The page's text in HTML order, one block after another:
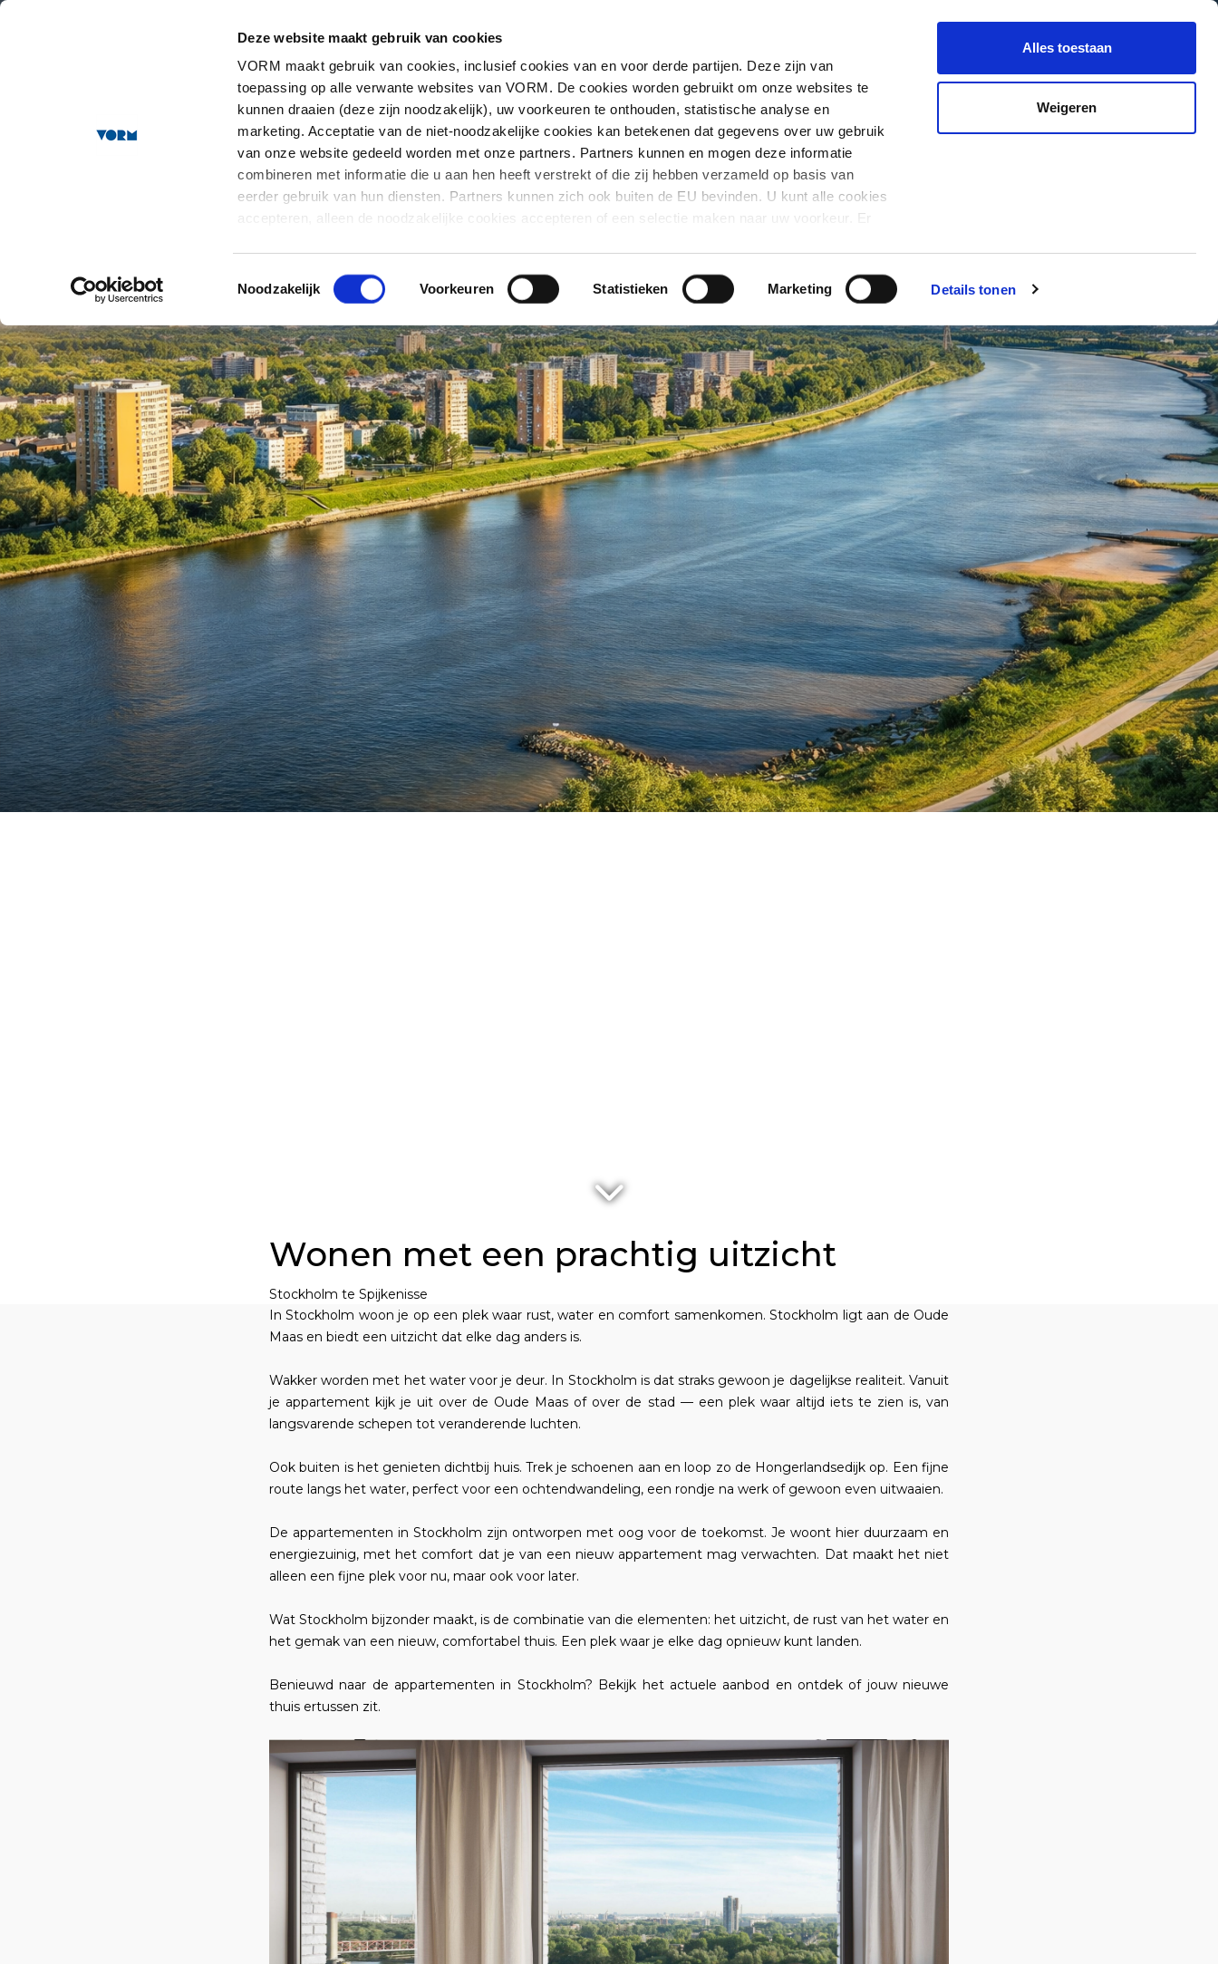
Deze website maakt gebruik van cookies
VORM maakt gebruik van cookies, inclusief cookies van en voor derde partijen. Deze zijn van
toepassing op alle verwante websites van VORM. De cookies worden gebruikt om onze websites te
kunnen draaien (deze zijn noodzakelijk), uw voorkeuren te onthouden, statistische analyse en
marketing. Acceptatie van de niet-noodzakelijke cookies kan betekenen dat gegevens over uw gebruik
van onze website gedeeld worden met onze partners. Partners kunnen en mogen deze informatie
combineren met informatie die u aan hen heeft verstrekt of die zij hebben verzameld op basis van
eerder gebruik van hun diensten. Partners kunnen zich ook buiten de EU bevinden. U kunt alle cookies
accepteren, alleen de noodzakelijke cookies accepteren of een selectie maken naar uw voorkeur. Er
Toestemmingsselectie
Noodzakelijk Voorkeuren Statistieken Marketing Details tonen
Alles toestaan
Weigeren
Het Waterfront Duurzaamheid
Wonen met een prachtig uitzicht
Stockholm te Spijkenisse
In Stockholm woon je op een plek waar rust, water en comfort samenkomen. Stockholm ligt aan de Oude
Maas en biedt een uitzicht dat elke dag anders is.
Wakker worden met het water voor je deur. In Stockholm is dat straks gewoon je dagelijkse realiteit. Vanuit
je appartement kijk je uit over de Oude Maas of over de stad — een plek waar altijd iets te zien is, van
langsvarende schepen tot veranderende luchten.
Ook buiten is het genieten dichtbij huis. Trek je schoenen aan en loop zo de Hongerlandsedijk op. Een fijne
route langs het water, perfect voor een ochtendwandeling, een rondje na werk of gewoon even uitwaaien.
De appartementen in Stockholm zijn ontworpen met oog voor de toekomst. Je woont hier duurzaam en
energiezuinig, met het comfort dat je van een nieuw appartement mag verwachten. Dat maakt het niet
alleen een fijne plek voor nu, maar ook voor later.
Wat Stockholm bijzonder maakt, is de combinatie van die elementen: het uitzicht, de rust van het water en
het gemak van een nieuw, comfortabel thuis. Een plek waar je elke dag opnieuw kunt landen.
Benieuwd naar de appartementen in Stockholm? Bekijk het actuele aanbod en ontdek of jouw nieuwe
thuis ertussen zit.